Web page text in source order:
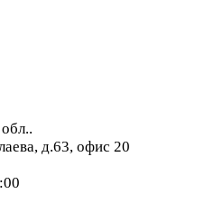
д.63, офис 20